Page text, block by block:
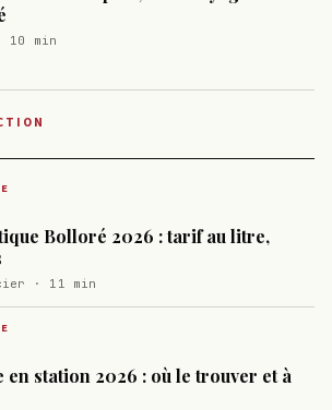
10 min
Bolloré 2026 : tarif au litre,
· 11 min
en station 2026 : où le trouver et à